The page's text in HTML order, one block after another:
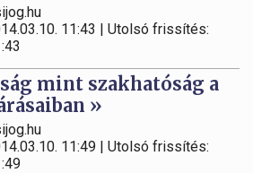
11:43 | Utolsó frissítés:
mint szakhatóság a
»
11:49 | Utolsó frissítés: